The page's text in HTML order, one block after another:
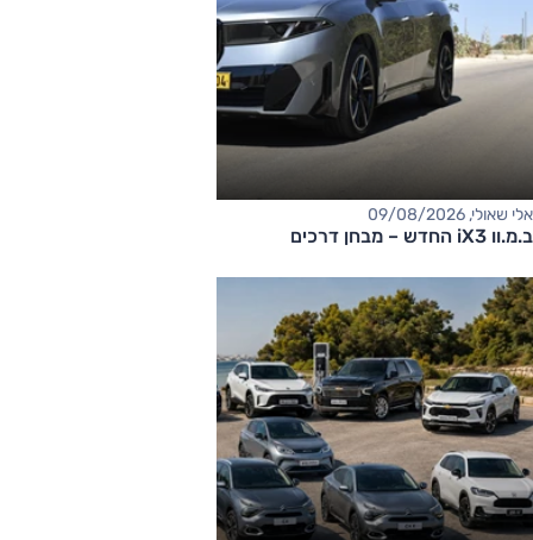
אלי שאולי, 09/08/2026
ב.מ.וו iX3 החדש – מבחן דרכים